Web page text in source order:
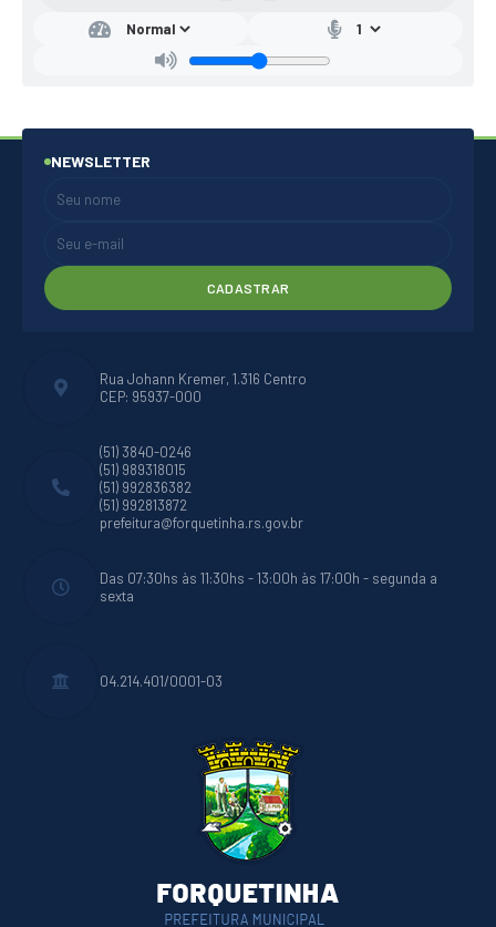
Rua Johann Kremer, 1.316 Centro
CEP: 95937-000
(51) 3840-0246
(51) 989318015
(51) 992836382
(51) 992813872
prefeitura@forquetinha.rs.gov.br
Das 07:30hs às 11:30hs - 13:00h às 17:00h - segunda a
sexta
04.214.401/0001-03
NEWSLETTER
CADASTRAR